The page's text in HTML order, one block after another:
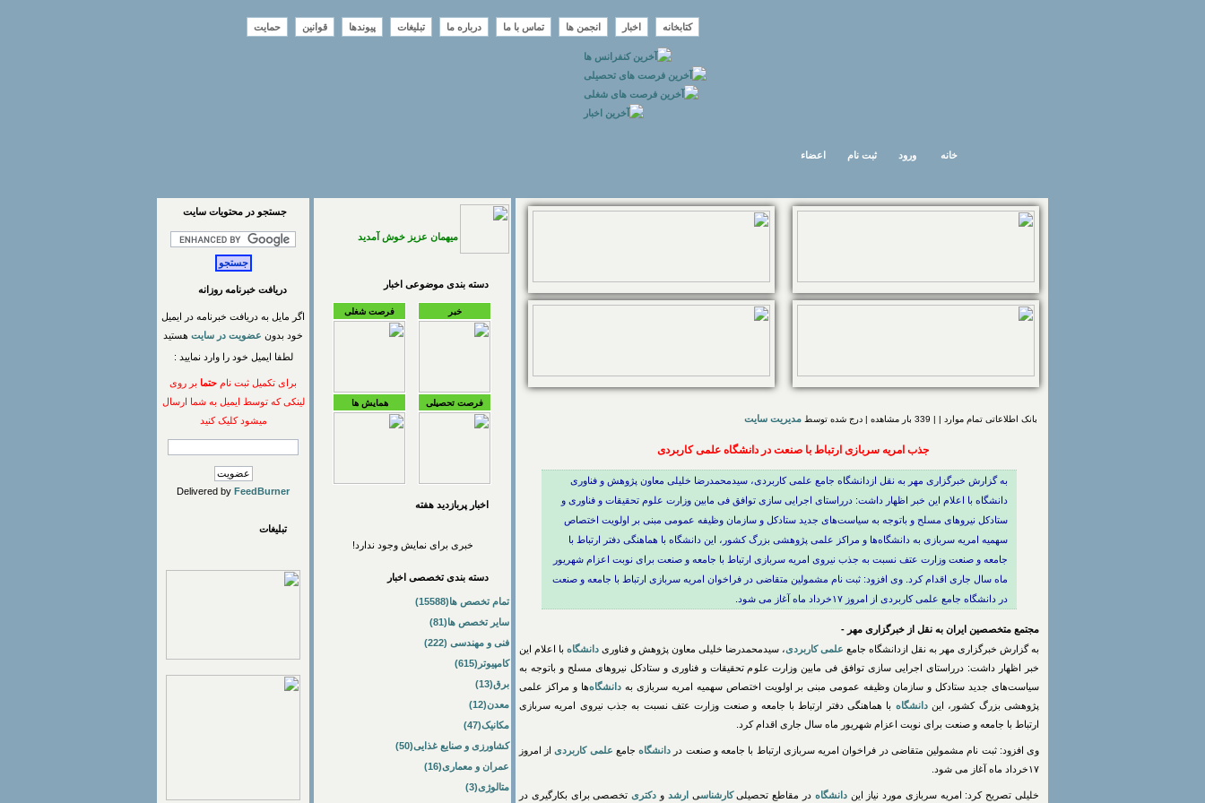
کتابخانه اخبار انجمن ها تماس با ما درباره ما تبلیغات پیوندها قوانین حمایت
اعضاء ثبت نام ورود خانه
بانک اطلاعاتی تمام موارد | | 339 بار مشاهده | درج شده توسط مدیریت سایت
جذب امریه سربازی ارتباط با صنعت در دانشگاه علمی کاربردی
به گزارش خبرگزاری مهر به نقل ازدانشگاه جامع علمی کاربردی، سیدمحمدرضا خلیلی معاون پژوهش و فناوری
دانشگاه با اعلام این خبر اظهار داشت: درراستای اجرایی سازی توافق فی مابین وزارت علوم تحقیقات و فناوری و
ستادکل نیروهای مسلح و باتوجه به سیاست‌های جدید ستادکل و سازمان وظیفه عمومی مبنی بر اولویت اختصاص
سهمیه امریه سربازی به دانشگاه‌ها و مراکز علمی پژوهشی بزرگ کشور، این دانشگاه با هماهنگی دفتر ارتباط با
جامعه و صنعت وزارت عتف نسبت به جذب نیروی امریه سربازی ارتباط با جامعه و صنعت برای نوبت اعزام شهریور
ماه سال جاری اقدام کرد. وی افزود: ثبت نام مشمولین متقاضی در فراخوان امریه سربازی ارتباط با جامعه و صنعت
در دانشگاه جامع علمی کاربردی از امروز ۱۷خرداد ماه آغاز می شود.
مجتمع متخصصین ایران به نقل از خبرگزاری مهر -
به گزارش خبرگزاری مهر به نقل ازدانشگاه جامع علمی کاربردی، سیدمحمدرضا خلیلی معاون پژوهش و فناوری دانشگاه با اعلام این
خبر اظهار داشت: درراستای اجرایی سازی توافق فی مابین وزارت علوم تحقیقات و فناوری و ستادکل نیروهای مسلح و باتوجه به
سیاست‌های جدید ستادکل و سازمان وظیفه عمومی مبنی بر اولویت اختصاص سهمیه امریه سربازی به دانشگاه‌ها و مراکز علمی
پژوهشی بزرگ کشور، این دانشگاه با هماهنگی دفتر ارتباط با جامعه و صنعت وزارت عتف نسبت به جذب نیروی امریه سربازی
ارتباط با جامعه و صنعت برای نوبت اعزام شهریور ماه سال جاری اقدام کرد.
وی افزود: ثبت نام مشمولین متقاضی در فراخوان امریه سربازی ارتباط با جامعه و صنعت در دانشگاهجامع علمی کاربردیاز امروز
۱۷خرداد ماه آغاز می شود.
خلیلی تصریح کرد: امریه سربازی مورد نیاز این دانشگاه در مقاطع تحصیلیکارشناسی ارشد و دکتریتخصصی برای بکارگیری در
میهمان عزیز خوش آمدید
دسته بندی موضوعی اخبار
خبر فرصت شغلی
فرصت تحصیلی همایش ها
اخبار پربازديد هفته
خبری برای نمایش وجود ندارد!
دسته بندی تخصصی اخبار
تمام تخصص ها(15588)
سایر تخصص ها(81)
فنی و مهندسی (222)
کامپیوتر(615)
برق(13)
معدن(12)
مکانیک(47)
کشاورزی و صنایع غذایی(50)
عمران و معماری(16)
متالوژی(3)
جستجو در محتويات سايت
دریافت خبرنامه روزانه
اگر مایل به دریافت خبرنامه در ایمیل
خود بدون عضویت در سایت هستید
لطفا ایمیل خود را وارد نمایید :
برای تکمیل ثبت نام حتما بر روی
لینکی که توسط ایمیل به شما ارسال
میشود کلیک کنید
Delivered by FeedBurner
تبلیغات